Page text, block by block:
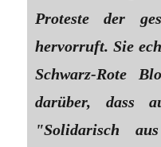
Proteste der
hervorruft. Sie
Schwarz-Rote
darüber, dass
"Solidarisch